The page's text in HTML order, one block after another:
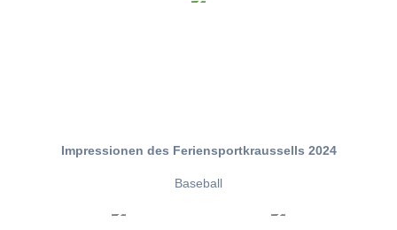
Impressionen des Feriensportkraussells 2024
Baseball